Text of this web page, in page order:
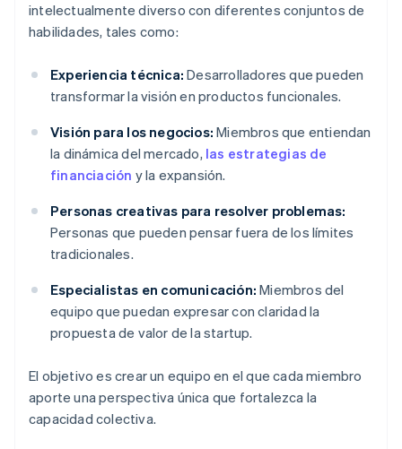
intelectualmente diverso con diferentes conjuntos de
habilidades, tales como:
Experiencia técnica: Desarrolladores que pueden
transformar la visión en productos funcionales.
Visión para los negocios: Miembros que entiendan
la dinámica del mercado, las estrategias de
financiación y la expansión.
Personas creativas para resolver problemas:
Personas que pueden pensar fuera de los límites
tradicionales.
Especialistas en comunicación: Miembros del
equipo que puedan expresar con claridad la
propuesta de valor de la startup.
El objetivo es crear un equipo en el que cada miembro
aporte una perspectiva única que fortalezca la
capacidad colectiva.